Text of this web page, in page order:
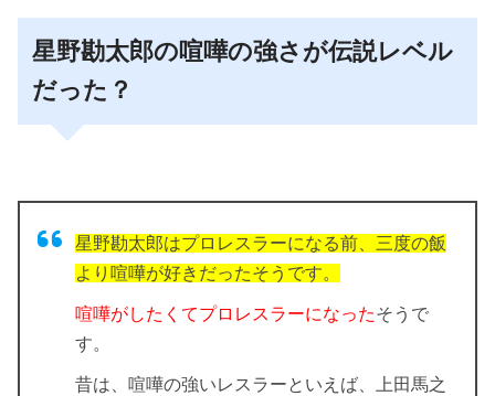
星野勘太郎の喧嘩の強さが伝説レベル
だった？
星野勘太郎はプロレスラーになる前、三度の飯
より喧嘩が好きだったそうです。
喧嘩がしたくてプロレスラーになったそうで
す。
昔は、喧嘩の強いレスラーといえば、
上田馬之